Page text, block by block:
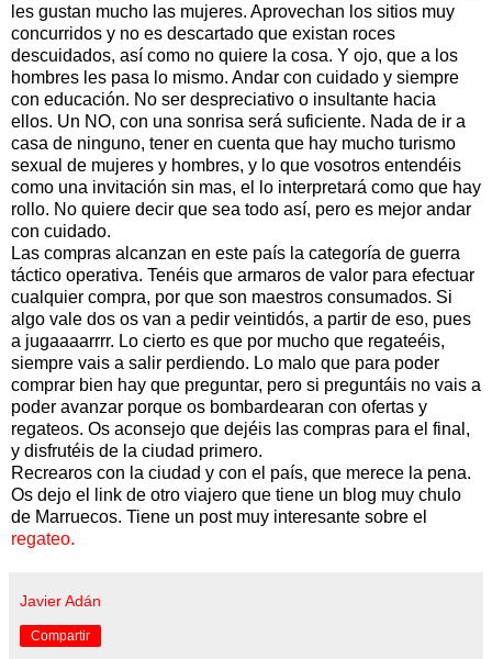
les gustan mucho las mujeres. Aprovechan los sitios muy
concurridos y no es descartado que existan roces
descuidados, así como no quiere la cosa. Y ojo, que a los
hombres les pasa lo mismo. Andar con cuidado y siempre
con educación. No ser despreciativo o insultante hacia
ellos. Un NO, con una sonrisa será suficiente. Nada de ir a
casa de ninguno, tener en cuenta que hay mucho turismo
sexual de mujeres y hombres, y lo que vosotros entendéis
como una invitación sin mas, el lo interpretará como que hay
rollo. No quiere decir que sea todo así, pero es mejor andar
con cuidado.
Las compras alcanzan en este país la categoría de guerra
táctico operativa. Tenéis que armaros de valor para efectuar
cualquier compra, por que son maestros consumados. Si
algo vale dos os van a pedir veintidós, a partir de eso, pues
a jugaaaarrrr. Lo cierto es que por mucho que regateéis,
siempre vais a salir perdiendo. Lo malo que para poder
comprar bien hay que preguntar, pero si preguntáis no vais a
poder avanzar porque os bombardearan con ofertas y
regateos. Os aconsejo que dejéis las compras para el final,
y disfrutéis de la ciudad primero.
Recrearos con la ciudad y con el país, que merece la pena.
Os dejo el link de otro viajero que tiene un blog muy chulo
de Marruecos. Tiene un post muy interesante sobre el
regateo.
Javier Adán
Compartir